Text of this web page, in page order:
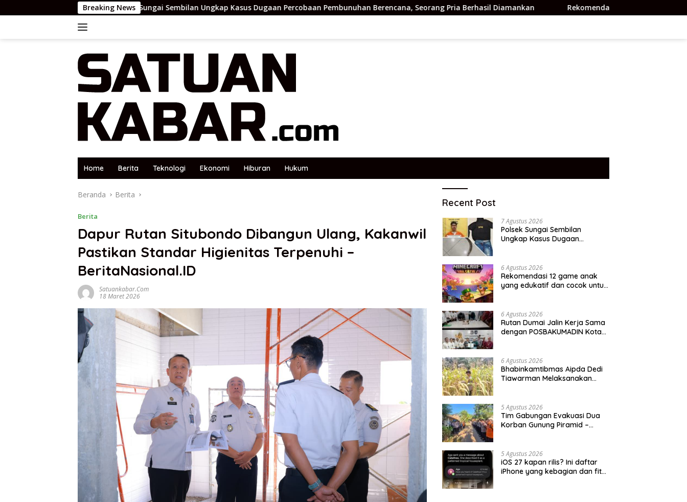
ke
Breaking News
Polsek Sungai Sembilan Ungkap Kasus Dugaan Percobaan Pembunuhan Berencana, Seorang Pria Berhasil Diamankan Rekomendasi 12 game anak yang edukatif dan
Home Berita Teknologi Ekonomi Hiburan Hukum
Beranda Berita
Berita
Dapur Rutan Situbondo Dibangun Ulang, Kakanwil
Pastikan Standar Higienitas Terpenuhi –
BeritaNasional.ID
Satuankabar.com
18 Maret 2026
Recent Post
7 Agustus 2026
Polsek Sungai Sembilan
Ungkap Kasus Dugaan
Berhasil Diamankan
6 Agustus 2026
Rekomendasi 12 game anak
yang edukatif dan cocok untuk
6 Agustus 2026
Rutan Dumai Jalin Kerja Sama
dengan POSBAKUMADIN Kota
6 Agustus 2026
Bhabinkamtibmas Aipda Dedi
Tiawarman Melaksanakan
5 Agustus 2026
Tim Gabungan Evakuasi Dua
Korban Gunung Piramid –
5 Agustus 2026
iOS 27 kapan rilis? Ini daftar
iPhone yang kebagian dan fitur